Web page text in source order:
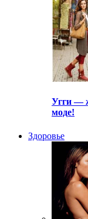
Угги —
моде!
Здоровье